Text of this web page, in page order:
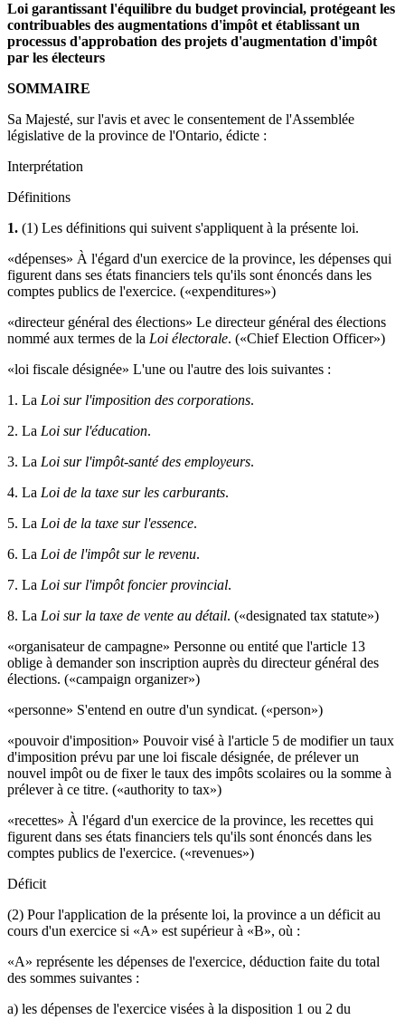
Loi garantissant l'équilibre du budget provincial, protégeant les
contribuables des augmentations d'impôt et établissant un
processus d'approbation des projets d'augmentation d'impôt
par les électeurs
SOMMAIRE
Sa Majesté, sur l'avis et avec le consentement de l'Assemblée
législative de la province de l'Ontario, édicte :
Interprétation
Définitions
1. (1) Les définitions qui suivent s'appliquent à la présente loi.
«dépenses» À l'égard d'un exercice de la province, les dépenses qui
figurent dans ses états financiers tels qu'ils sont énoncés dans les
comptes publics de l'exercice. («expenditures»)
«directeur général des élections» Le directeur général des élections
nommé aux termes de la Loi électorale. («Chief Election Officer»)
«loi fiscale désignée» L'une ou l'autre des lois suivantes :
1. La Loi sur l'imposition des corporations.
2. La Loi sur l'éducation.
3. La Loi sur l'impôt-santé des employeurs.
4. La Loi de la taxe sur les carburants.
5. La Loi de la taxe sur l'essence.
6. La Loi de l'impôt sur le revenu.
7. La Loi sur l'impôt foncier provincial.
8. La Loi sur la taxe de vente au détail. («designated tax statute»)
«organisateur de campagne» Personne ou entité que l'article 13
oblige à demander son inscription auprès du directeur général des
élections. («campaign organizer»)
«personne» S'entend en outre d'un syndicat. («person»)
«pouvoir d'imposition» Pouvoir visé à l'article 5 de modifier un taux
d'imposition prévu par une loi fiscale désignée, de prélever un
nouvel impôt ou de fixer le taux des impôts scolaires ou la somme à
prélever à ce titre. («authority to tax»)
«recettes» À l'égard d'un exercice de la province, les recettes qui
figurent dans ses états financiers tels qu'ils sont énoncés dans les
comptes publics de l'exercice. («revenues»)
Déficit
(2) Pour l'application de la présente loi, la province a un déficit au
cours d'un exercice si «A» est supérieur à «B», où :
«A» représente les dépenses de l'exercice, déduction faite du total
des sommes suivantes :
a) les dépenses de l'exercice visées à la disposition 1 ou 2 du